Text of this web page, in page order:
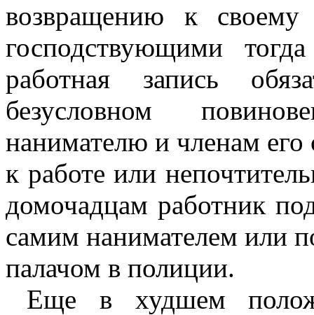
возвращению к своему
господствующими
работная запись
безусловном
нанимателю и членам
к работе или
домочадцам работник
самим нанимателем или
палачом в полиции.
Еще в худшем